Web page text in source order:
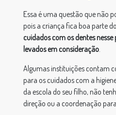
Essa é uma questão que não
pois a criança fica boa parte
cuidados com os dentes
levados em consideração.
Algumas instituições contam
para os cuidados com a
da escola do seu filho, não
direção ou a coordenação